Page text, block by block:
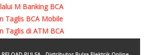
M Banking BCA
Taglis BCA Mobile
Taglis di ATM BCA